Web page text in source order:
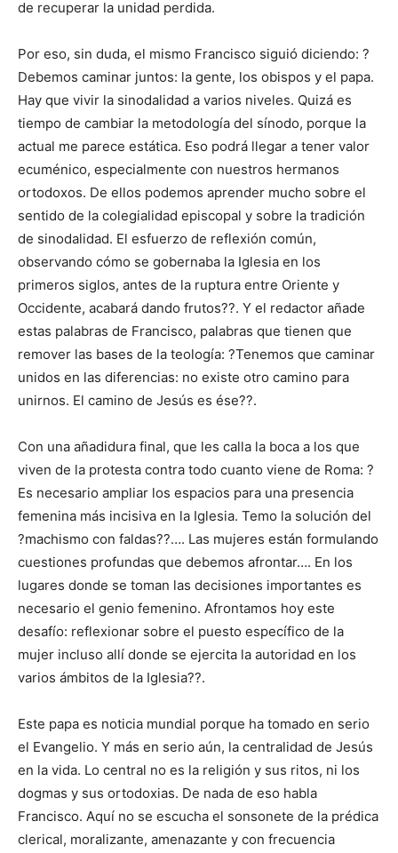
de recuperar la unidad perdida.
Por eso, sin duda, el mismo Francisco siguió diciendo: ?
Debemos caminar juntos: la gente, los obispos y el papa.
Hay que vivir la sinodalidad a varios niveles. Quizá es
tiempo de cambiar la metodología del sínodo, porque la
actual me parece estática. Eso podrá llegar a tener valor
ecuménico, especialmente con nuestros hermanos
ortodoxos. De ellos podemos aprender mucho sobre el
sentido de la colegialidad episcopal y sobre la tradición
de sinodalidad. El esfuerzo de reflexión común,
observando cómo se gobernaba la Iglesia en los
primeros siglos, antes de la ruptura entre Oriente y
Occidente, acabará dando frutos??. Y el redactor añade
estas palabras de Francisco, palabras que tienen que
remover las bases de la teología: ?Tenemos que caminar
unidos en las diferencias: no existe otro camino para
unirnos. El camino de Jesús es ése??.
Con una añadidura final, que les calla la boca a los que
viven de la protesta contra todo cuanto viene de Roma: ?
Es necesario ampliar los espacios para una presencia
femenina más incisiva en la Iglesia. Temo la solución del
?machismo con faldas??…. Las mujeres están formulando
cuestiones profundas que debemos afrontar…. En los
lugares donde se toman las decisiones importantes es
necesario el genio femenino. Afrontamos hoy este
desafío: reflexionar sobre el puesto específico de la
mujer incluso allí donde se ejercita la autoridad en los
varios ámbitos de la Iglesia??.
Este papa es noticia mundial porque ha tomado en serio
el Evangelio. Y más en serio aún, la centralidad de Jesús
en la vida. Lo central no es la religión y sus ritos, ni los
dogmas y sus ortodoxias. De nada de eso habla
Francisco. Aquí no se escucha el sonsonete de la prédica
clerical, moralizante, amenazante y con frecuencia